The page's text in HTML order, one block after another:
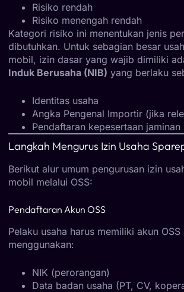
Risiko rendah
Risiko menengah rendah
Kategori risiko ini menentukan jenis
dibutuhkan. Untuk sebagian besar
mobil, izin dasar yang wajib dimiliki
Induk Berusaha (NIB) yang berlaku
Identitas usaha
Angka Pengenal Importir (jika
Pendaftaran kepesertaan jaminan
Langkah Mengurus Izin Usaha
Berikut alur umum pengurusan izin
mobil melalui OSS:
Pendaftaran Akun OSS
Pelaku usaha harus memiliki akun OSS
menggunakan:
NIK (perorangan)
Data badan usaha (PT, CV,